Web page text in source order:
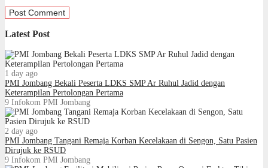
Latest Post
1 day ago
PMI Jombang Bekali Peserta LDKS SMP Ar Ruhul Jadid dengan
Keterampilan Pertolongan Pertama
9 Infokom PMI Jombang
2 day ago
PMI Jombang Tangani Remaja Korban Kecelakaan di Sengon, Satu Pasien
Dirujuk ke RSUD
9 Infokom PMI Jombang